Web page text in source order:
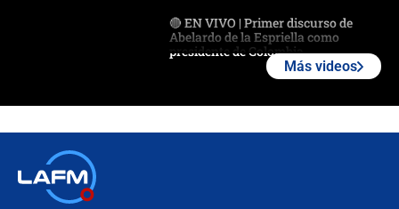
🔴 EN VIVO | Primer discurso de
Abelardo de la Espriella como
presidente de Colombia
Más videos